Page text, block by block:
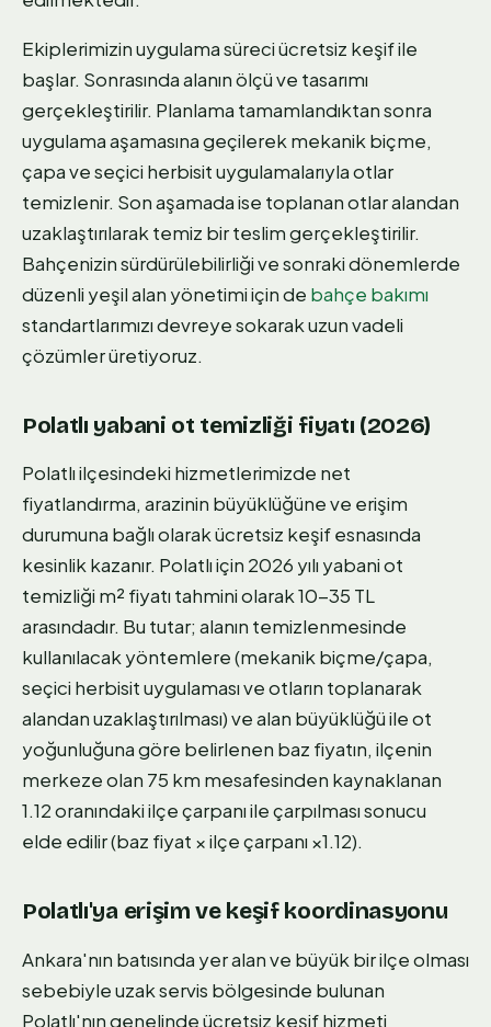
Ekiplerimizin uygulama süreci ücretsiz keşif ile
başlar. Sonrasında alanın ölçü ve tasarımı
gerçekleştirilir. Planlama tamamlandıktan sonra
uygulama aşamasına geçilerek mekanik biçme,
çapa ve seçici herbisit uygulamalarıyla otlar
temizlenir. Son aşamada ise toplanan otlar alandan
uzaklaştırılarak temiz bir teslim gerçekleştirilir.
Bahçenizin sürdürülebilirliği ve sonraki dönemlerde
düzenli yeşil alan yönetimi için de bahçe bakımı
standartlarımızı devreye sokarak uzun vadeli
çözümler üretiyoruz.
Polatlı yabani ot temizliği fiyatı (2026)
Polatlı ilçesindeki hizmetlerimizde net
fiyatlandırma, arazinin büyüklüğüne ve erişim
durumuna bağlı olarak ücretsiz keşif esnasında
kesinlik kazanır. Polatlı için 2026 yılı yabani ot
temizliği m² fiyatı tahmini olarak 10-35 TL
arasındadır. Bu tutar; alanın temizlenmesinde
kullanılacak yöntemlere (mekanik biçme/çapa,
seçici herbisit uygulaması ve otların toplanarak
alandan uzaklaştırılması) ve alan büyüklüğü ile ot
yoğunluğuna göre belirlenen baz fiyatın, ilçenin
merkeze olan 75 km mesafesinden kaynaklanan
1.12 oranındaki ilçe çarpanı ile çarpılması sonucu
elde edilir (baz fiyat × ilçe çarpanı ×1.12).
Polatlı'ya erişim ve keşif koordinasyonu
Ankara'nın batısında yer alan ve büyük bir ilçe olması
sebebiyle uzak servis bölgesinde bulunan
Polatlı'nın genelinde ücretsiz keşif hizmeti